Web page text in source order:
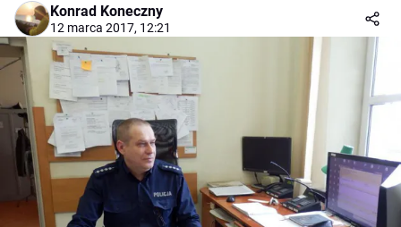
Konrad Koneczny
12 marca 2017, 12:21